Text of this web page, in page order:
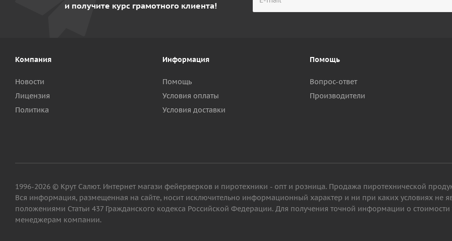
и получите курс грамотного клиента!
Компания
Новости
Лицензия
Политика
Информация
Помощь
Условия оплаты
Условия доставки
Помощь
Вопрос-ответ
Производители
1996-2026 © Крут Салют. Интернет магази фейерверков и пиротехники - опт и розница. Продажа пиротехнической
Вся информация, размещенная на сайте, носит исключительно информационный характер и ни при каких условиях не
положениями Статьи 437 Гражданского кодекса Российской Федерации. Для получения точной информации о стоимости
менеджерам компании.